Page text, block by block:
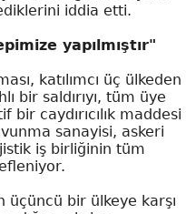
iddia etti.
yapılmıştır"
katılımcı üç ülkeden
bir saldırıyı, tüm üye
bir caydırıcılık maddesi
sanayisi, askeri
iş birliğinin tüm
üçüncü bir ülkeye karşı